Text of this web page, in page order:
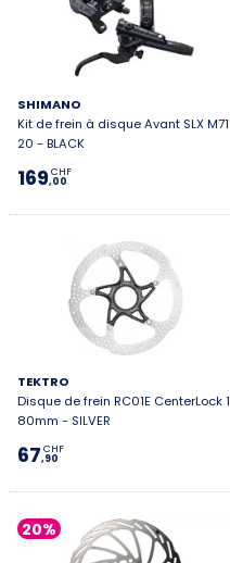
SHIMANO
Kit de frein à disque Avant SLX M71
20 - BLACK
169,00
CHF
TEKTRO
Disque de frein RC01E CenterLock 1
80mm - SILVER
67,90
CHF
20%